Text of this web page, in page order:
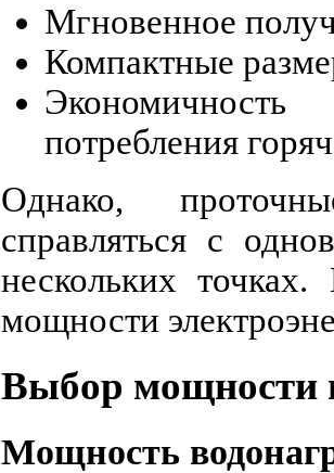
Мгновенное
Компактные
потребления
Однако,
справляться с
нескольких
мощности
Выбор мощности
Мощность